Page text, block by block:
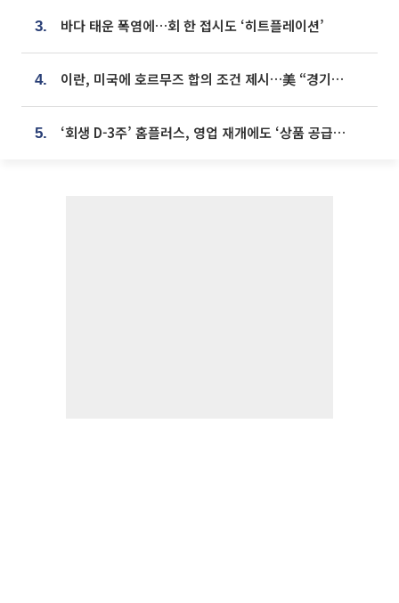
3. 바다 태운 폭염에…회 한 접시도 ‘히트플레이션’
4. 이란, 미국에 호르무즈 합의 조건 제시…美 “경기 아직 안 끝나” [종합]
5. ‘회생 D-3주’ 홈플러스, 영업 재개에도 ‘상품 공급망’ 복구가 생존 관건